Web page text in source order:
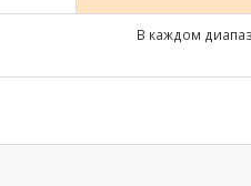
В каждом